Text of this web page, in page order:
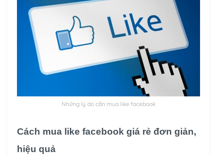
Những lý do cần mua like facebook
Cách mua like facebook giá rẻ đơn giản,
hiệu quả